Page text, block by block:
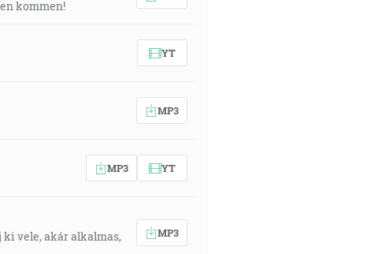
kommen!
YT
MP3
MP3 YT
ki vele, akár alkalmas,
MP3